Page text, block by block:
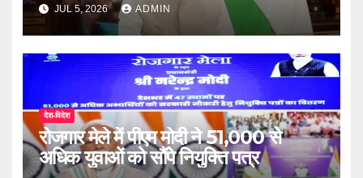
JUL 5, 2026 ADMIN
देश-विदेश
रोजगार मेले में पीएम मोदी ने 51,000 से
अधिक युवाओं को सौंपे नियुक्ति पत्र